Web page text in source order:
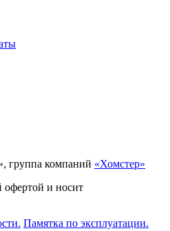
группа компаний «Хомстер»
офертой и носит
Памятка по эксплуатации.